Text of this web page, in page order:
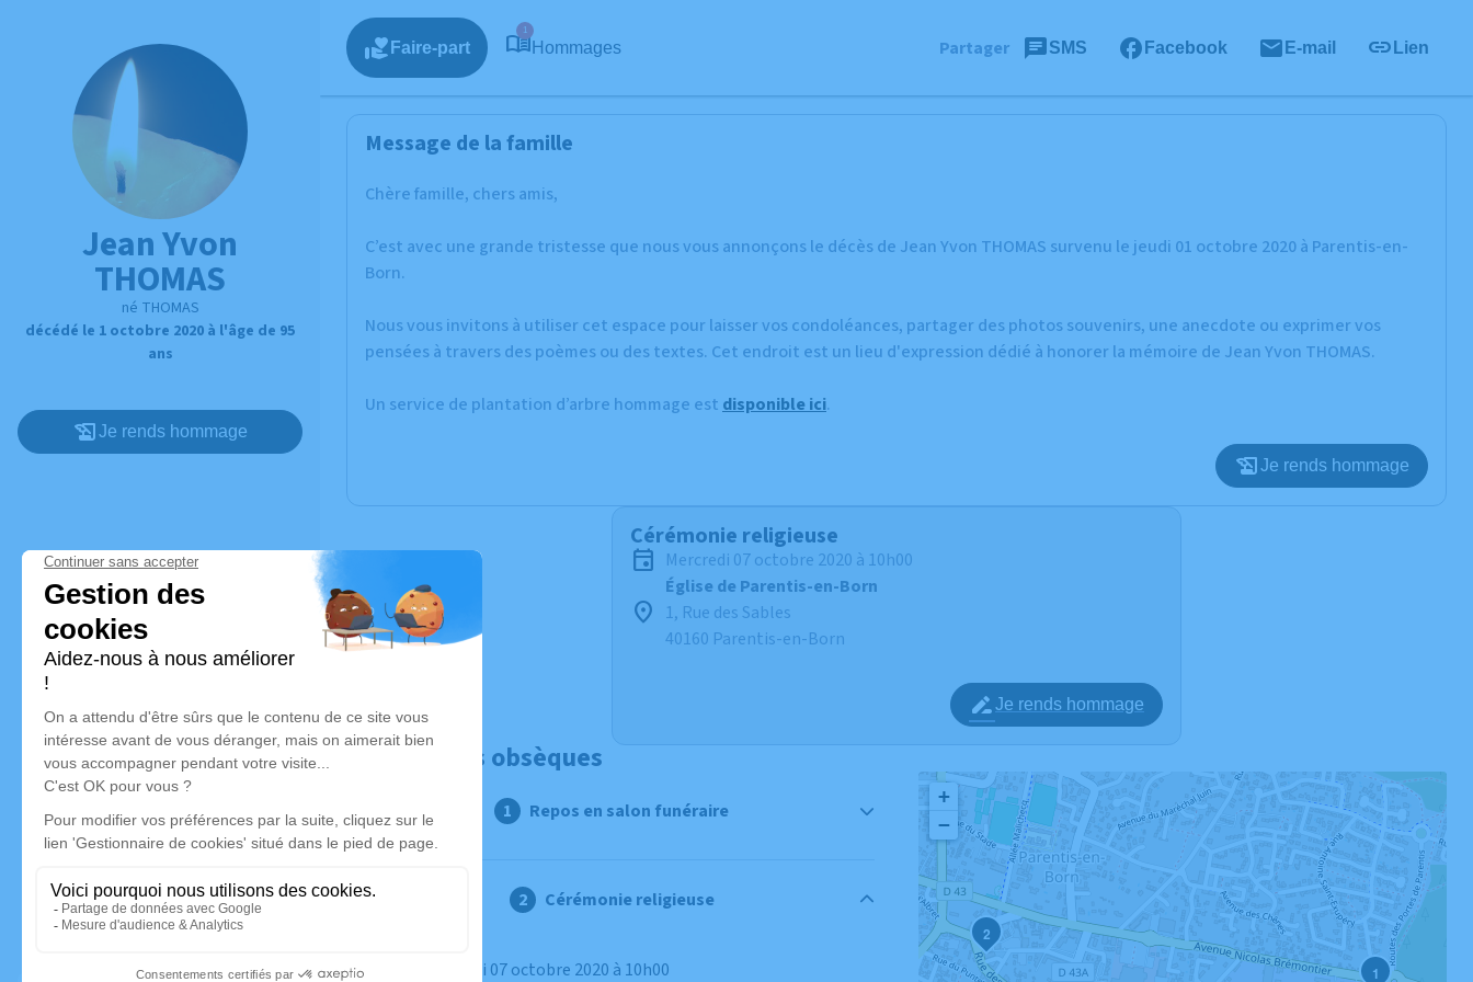
Jean Yvon
THOMAS
né THOMAS
décédé le 1 octobre 2020 à l'âge de 95
ans
Je rends hommage
Faire-part
1
Hommages Partager SMS Facebook E-mail Lien
Message de la famille
Chère famille, chers amis,
C’est avec une grande tristesse que nous vous annonçons le décès de Jean Yvon THOMAS survenu le jeudi 01 octobre 2020 à Parentis-en-
Born.
Nous vous invitons à utiliser cet espace pour laisser vos condoléances, partager des photos souvenirs, une anecdote ou exprimer vos
pensées à travers des poèmes ou des textes. Cet endroit est un lieu d'expression dédié à honorer la mémoire de Jean Yvon THOMAS.
Un service de plantation d’arbre hommage est disponible ici.
Je rends hommage
Cérémonie religieuse
mercredi 07 octobre 2020 à 10h00
Église de Parentis-en-Born
1, Rue des Sables
40160 Parentis-en-Born
Je rends hommage
Déroulé des obsèques
Repos en salon funéraire
Cérémonie religieuse
Le mercredi 07 octobre 2020 à 10h00 1
2
+
−